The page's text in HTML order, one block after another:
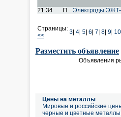
21:34 П Электроды
Страницы:
<<
3 4 5 6 7 8 9 10
Разместить объявление
Объявления
Цены на металлы
Мировые и российские
черные и цветные металлы